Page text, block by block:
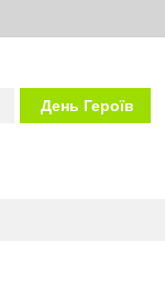
День Героїв